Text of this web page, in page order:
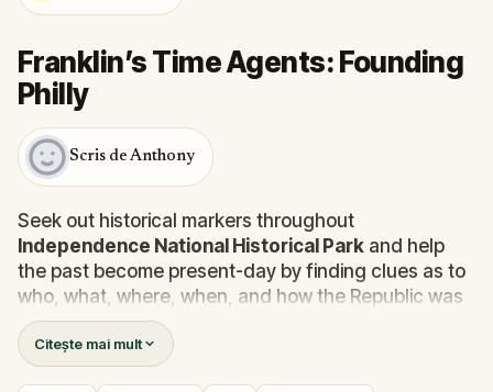
Franklin’s Time Agents: Founding
Philly
Scris de Anthony
Seek out historical markers throughout
Independence National Historical Park and help
the past become present-day by finding clues as to
who, what, where, when, and how the Republic was
born.
Ready to go back in time?
Citește mai mult